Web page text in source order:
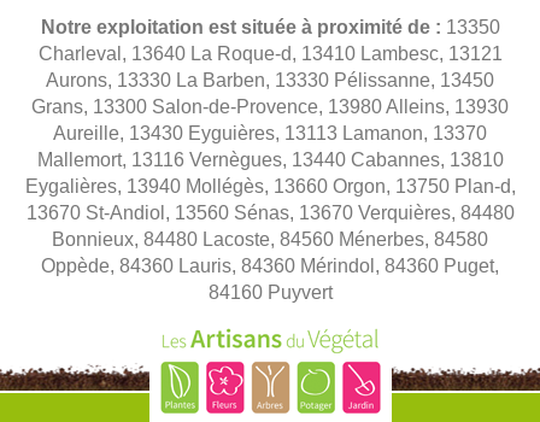
Notre exploitation est située à proximité de : 13350
Charleval, 13640 La Roque-d, 13410 Lambesc, 13121
Aurons, 13330 La Barben, 13330 Pélissanne, 13450
Grans, 13300 Salon-de-Provence, 13980 Alleins, 13930
Aureille, 13430 Eyguières, 13113 Lamanon, 13370
Mallemort, 13116 Vernègues, 13440 Cabannes, 13810
Eygalières, 13940 Mollégès, 13660 Orgon, 13750 Plan-d,
13670 St-Andiol, 13560 Sénas, 13670 Verquières, 84480
Bonnieux, 84480 Lacoste, 84560 Ménerbes, 84580
Oppède, 84360 Lauris, 84360 Mérindol, 84360 Puget,
84160 Puyvert